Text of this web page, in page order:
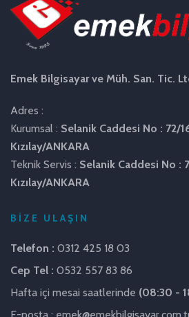
Emek Bilgisayar ve Müh. San. Tic.
Adres :
Kurumsal : Selanik Caddesi No : 72/
Kızılay/ANKARA
Teknik Servis : Selanik Caddesi No :
Kızılay/ANKARA
BİZE ULAŞIN
Telefon : 0312 425 18 03
Cep Tel : 0532 557 83 86
Hafta içi mesai saatlerinde (08:30 -